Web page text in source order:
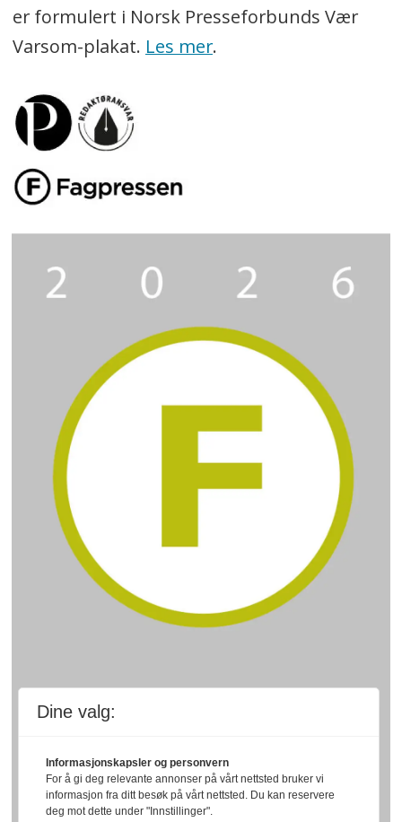
er formulert i Norsk Presseforbunds Vær
Varsom-plakat. Les mer.
Dine valg:
Informasjonskapsler og personvern
For å gi deg relevante annonser på vårt nettsted bruker vi
informasjon fra ditt besøk på vårt nettsted. Du kan reservere
deg mot dette under "Innstillinger".